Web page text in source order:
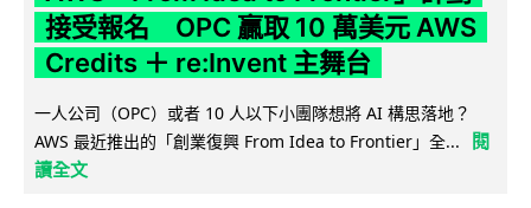
接受報名 OPC 贏取 10 萬美元 AWS
Credits ＋ re:Invent 主舞台
一人公司（OPC）或者 10 人以下小團隊想將 AI 構思落地？
AWS 最近推出的「創業復興 From Idea to Frontier」全...
閱
讀全文